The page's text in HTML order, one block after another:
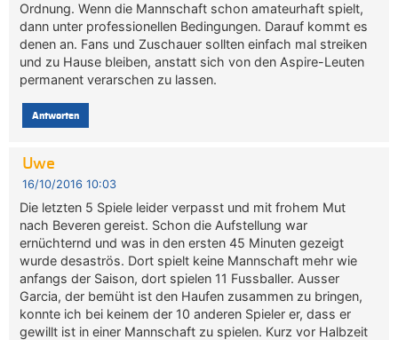
Ordnung. Wenn die Mannschaft schon amateurhaft spielt,
dann unter professionellen Bedingungen. Darauf kommt es
denen an. Fans und Zuschauer sollten einfach mal streiken
und zu Hause bleiben, anstatt sich von den Aspire-Leuten
permanent verarschen zu lassen.
Antworten
Uwe
16/10/2016 10:03
Die letzten 5 Spiele leider verpasst und mit frohem Mut
nach Beveren gereist. Schon die Aufstellung war
ernüchternd und was in den ersten 45 Minuten gezeigt
wurde desaströs. Dort spielt keine Mannschaft mehr wie
anfangs der Saison, dort spielen 11 Fussballer. Ausser
Garcia, der bemüht ist den Haufen zusammen zu bringen,
konnte ich bei keinem der 10 anderen Spieler er, dass er
gewillt ist in einer Mannschaft zu spielen. Kurz vor Halbzeit